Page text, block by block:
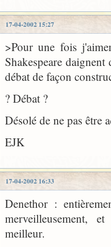
17-04-2002 15:27
>Pour une fois
Shakespeare
débat de façon
? Débat ?
Désolé de ne pas être
EJK
17-04-2002 16:33
Denethor :
merveilleusement,
meilleur.